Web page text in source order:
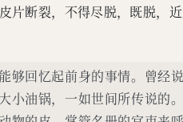
片断裂，不得尽脱，既脱，
回忆起前身的事情。曾经
小油锅，一如世间所传说的